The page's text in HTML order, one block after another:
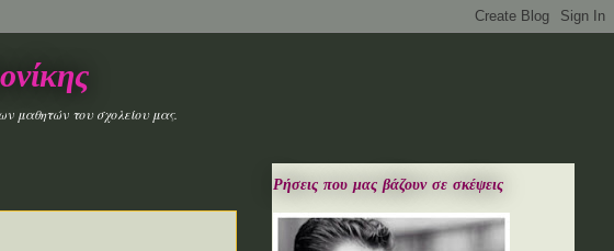
μαθητών του σχολείου μας.
Ρήσεις που μας βάζουν σε σκέψεις